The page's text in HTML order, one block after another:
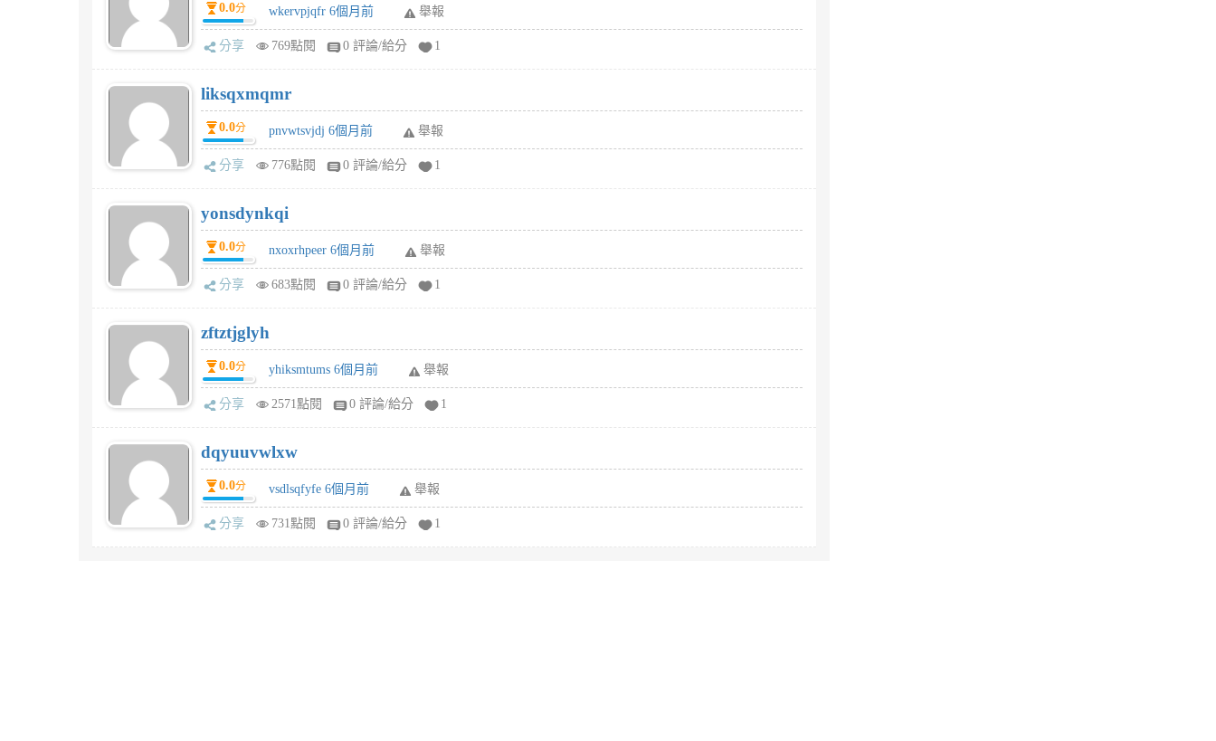
0.0分 wkervpjqfr 6個月前 舉報
分享 769點閱 0 評論/給分 1
liksqxmqmr
0.0分 pnvwtsvjdj 6個月前 舉報
分享 776點閱 0 評論/給分 1
yonsdynkqi
0.0分 nxoxrhpeer 6個月前 舉報
分享 683點閱 0 評論/給分 1
zftztjglyh
0.0分 yhiksmtums 6個月前 舉報
分享 2571點閱 0 評論/給分 1
dqyuuvwlxw
0.0分 vsdlsqfyfe 6個月前 舉報
分享 731點閱 0 評論/給分 1